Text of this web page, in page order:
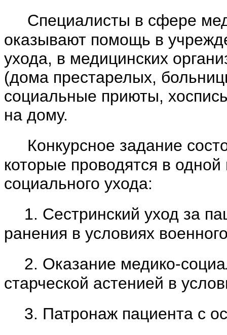
Специалисты в сфере
оказывают помощь в
ухода, в медицинских
(дома престарелых,
социальные приюты,
на дому.
Конкурсное задание
которые проводятся в
социального ухода:
1. Сестринский уход за
ранения в условиях
2. Оказание медико-
старческой астенией в
3. Патронаж пациента с